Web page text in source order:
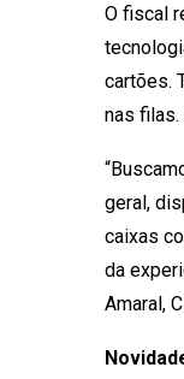
O fiscal
cartões.
nas
geral,
caixas
da
Amaral,